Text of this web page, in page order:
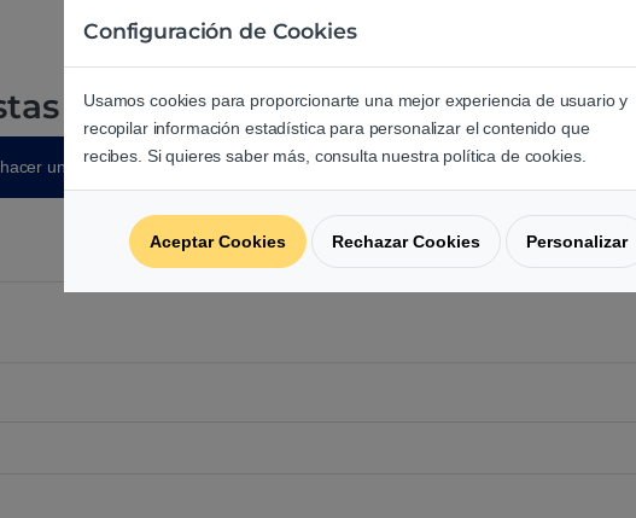
de los usuarios sobre este
una pregunta acerca de este producto.
Configuración de Cookies
Usamos cookies para proporcionarte una mejor experiencia de usuario y
recopilar información estadística para personalizar el contenido que
recibes. Si quieres saber más, consulta nuestra política de cookies.
Aceptar Cookies Rechazar Cookies Personalizar